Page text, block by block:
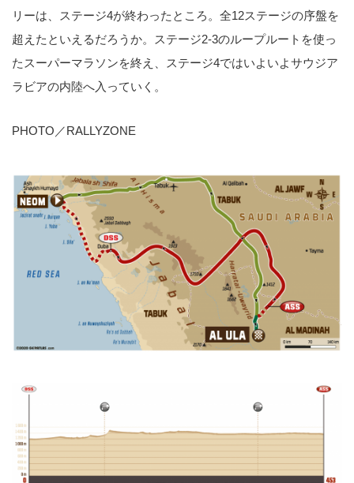
リーは、ステージ4が終わったところ。全12ステージの序盤を
超えたといえるだろうか。ステージ2-3のループルートを使っ
たスーパーマラソンを終え、ステージ4ではいよいよサウジア
ラビアの内陸へ入っていく。
PHOTO／RALLYZONE